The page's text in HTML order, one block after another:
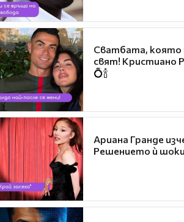
Сватбата, която
свят! Кристиано
💍🍾
Ариана Гранде
Решението ѝ